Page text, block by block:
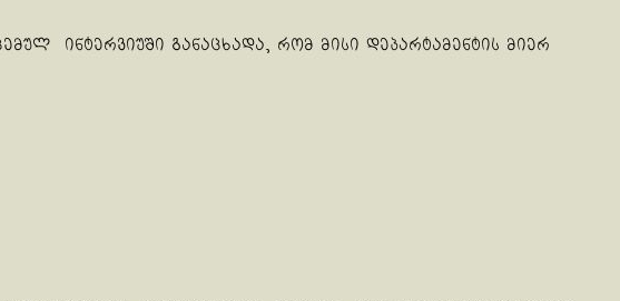
ინტერვიუში განაცხადა, რომ მისი დეპარტამენტის მიერ